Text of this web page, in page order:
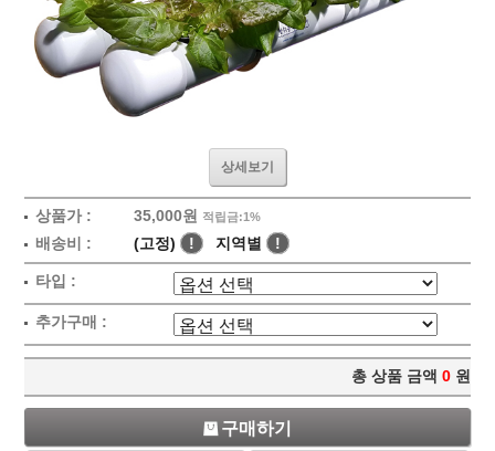
상세보기
상품가 : 35,000원 적립금:1%
배송비 : (고정) ! 지역별 !
타입 :
추가구매 :
총 상품 금액 0 원
구매하기